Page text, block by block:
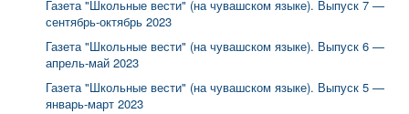
Газета "Школьные вести" (на чувашском языке). Выпуск 7 —
сентябрь-октябрь 2023
Газета "Школьные вести" (на чувашском языке). Выпуск 6 —
апрель-май 2023
Газета "Школьные вести" (на чувашском языке). Выпуск 5 —
январь-март 2023